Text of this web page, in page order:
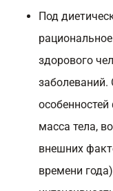
Под
здорового
заболеваний.
масса тела,
внешних
времени